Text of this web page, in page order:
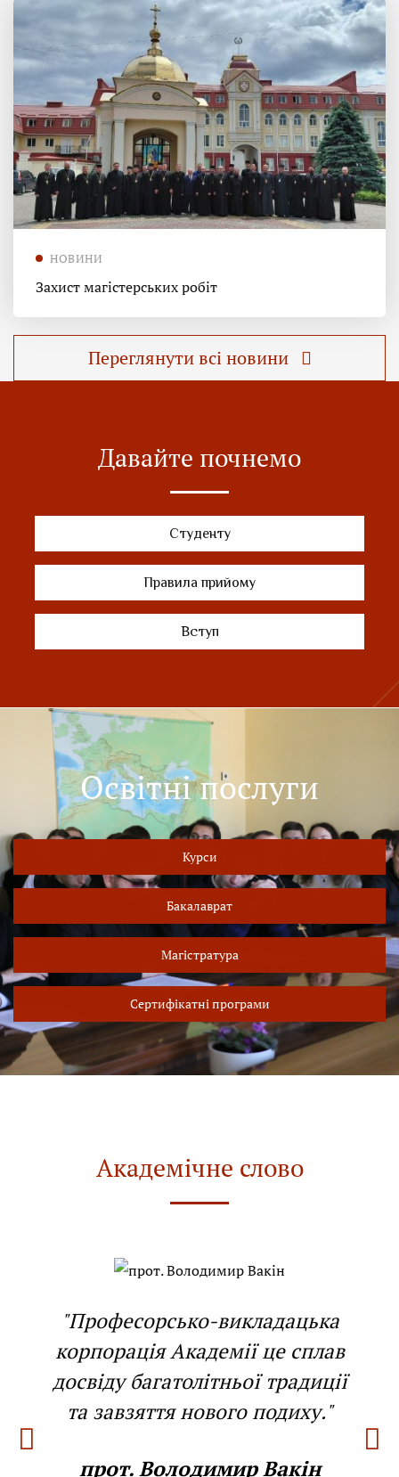
НОВИНИ
Захист магістерських робіт
Переглянути всі новини
Давайте почнемо
Студенту
Правила прийому
Вступ
Освітні послуги
Курси
Бакалаврат
Магістратура
Сертифікатні програми
Академічне слово
"Професорсько-викладацька
корпорація Академії це сплав
досвіду багатолітньої традиції
та завзяття нового подиху."
прот. Володимир Вакін